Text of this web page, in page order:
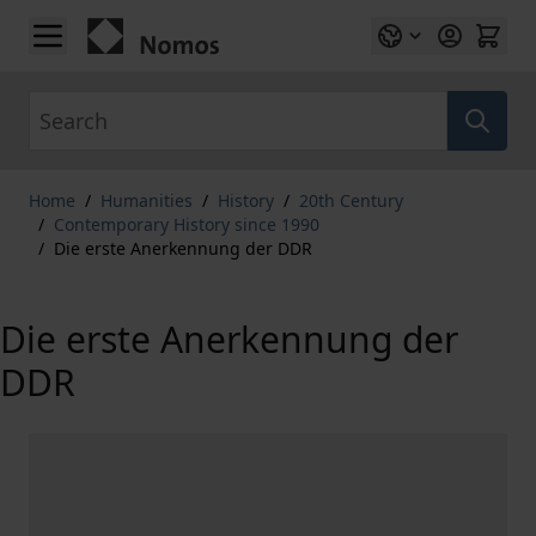
Skip to Content
Home / Humanities / History / 20th Century
/ Contemporary History since 1990
/ Die erste Anerkennung der DDR
Die erste Anerkennung der
DDR